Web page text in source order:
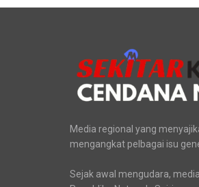
Media regional yang
mengangkat pelbagai isu
Sejak awal mengudara,